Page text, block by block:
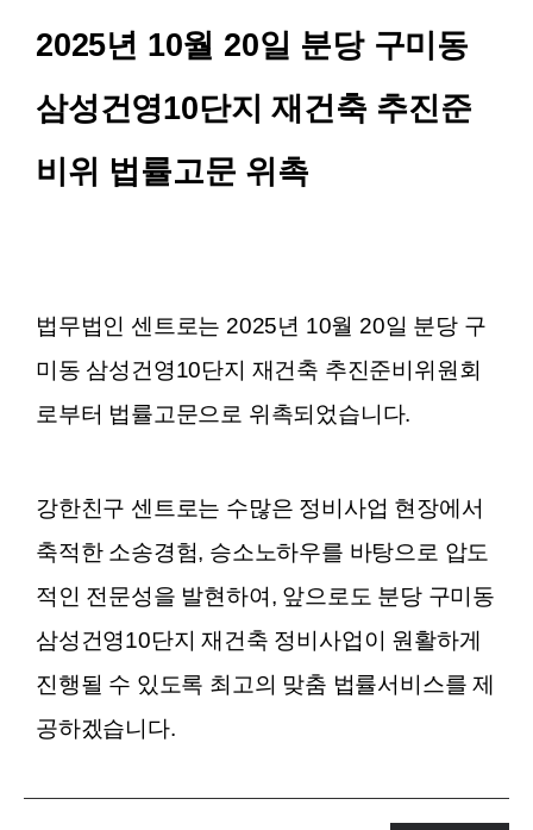
2025년 10월 20일 분당 구미동
삼성건영10단지 재건축 추진준
비위 법률고문 위촉
법무법인 센트로는 2025년 10월 20일 분당 구
미동 삼성건영10단지 재건축 추진준비위원회
로부터 법률고문으로 위촉되었습니다.
강한친구 센트로는 수많은 정비사업 현장에서
축적한 소송경험, 승소노하우를 바탕으로 압도
적인 전문성을 발현하여, 앞으로도 분당 구미동
삼성건영10단지 재건축 정비사업이 원활하게
진행될 수 있도록 최고의 맞춤 법률서비스를 제
공하겠습니다.